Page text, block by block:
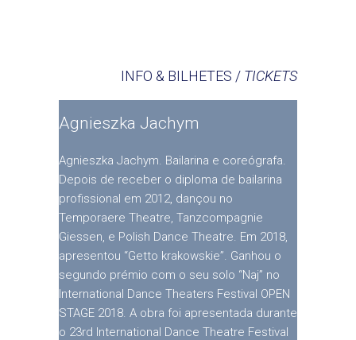
INFO & BILHETES / TICKETS
Agnieszka Jachym
Agnieszka Jachym. Bailarina e coreógrafa.
Depois de receber o diploma de bailarina
profissional em 2012, dançou no
Temporaere Theatre, Tanzcompagnie
Giessen, e Polish Dance Theatre. Em 2018,
apresentou “Getto krakowskie”. Ganhou o
segundo prémio com o seu solo “Naj” no
International Dance Theaters Festival OPEN
STAGE 2018. A obra foi apresentada durante
o 23rd International Dance Theatre Festival